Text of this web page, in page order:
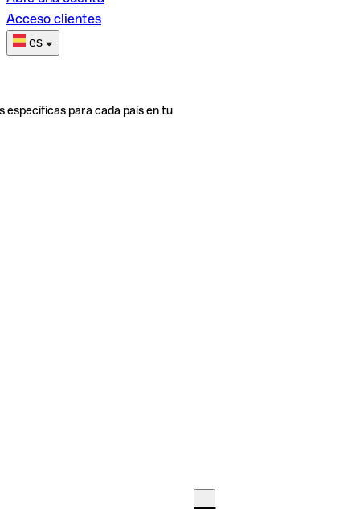
Acceso clientes
es
específicas para cada país en tu